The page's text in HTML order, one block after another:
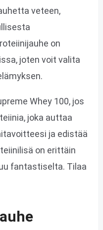
veteen,
on
joten voit valita
Whey 100, jos
joka auttaa
ja edistää
on erittäin
fantastiselta. Tilaa